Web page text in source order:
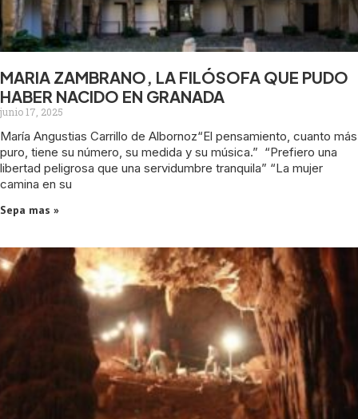
MARIA ZAMBRANO, LA FILÓSOFA QUE PUDO
HABER NACIDO EN GRANADA
junio 17, 2025
María Angustias Carrillo de Albornoz“El pensamiento, cuanto más
puro, tiene su número, su medida y su música.” “Prefiero una
libertad peligrosa que una servidumbre tranquila” “La mujer
camina en su
Sepa mas »